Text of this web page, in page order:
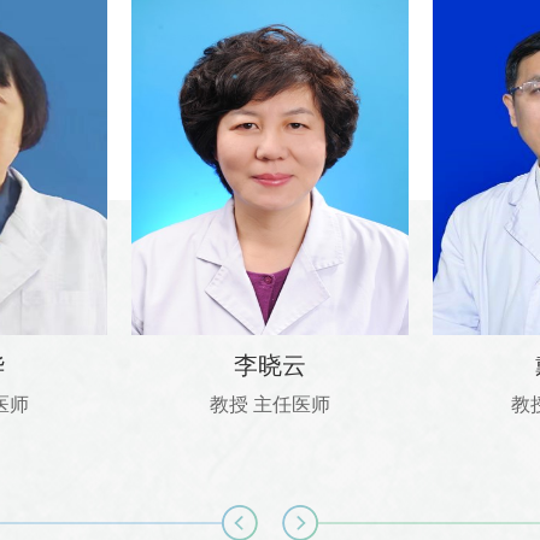
师
李晓云
教授 主任医师 教